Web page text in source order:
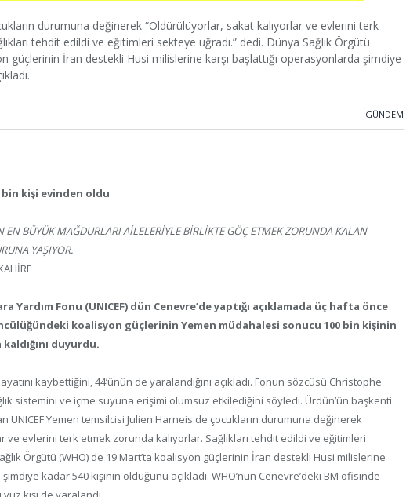
durumuna değinerek “Öldürülüyorlar, sakat kalıyorlar ve evlerini terk
tehdit edildi ve eğitimleri sekteye uğradı.” dedi. Dünya Sağlık Örgütü
güçlerinin İran destekli Husi milislerine karşı başlattığı operasyonlarda şimdiye
GÜNDEM
bin kişi evinden oldu
EN BÜYÜK MAĞDURLARI AİLELERİYLE BİRLİKTE GÖÇ ETMEK ZORUNDA KALAN
YAŞIYOR.
Yardım Fonu (UNICEF) dün Cenevre’de yaptığı açıklamada üç hafta önce
koalisyon güçlerinin Yemen müdahalesi sonucu 100 bin kişinin
duyurdu.
kaybettiğini, 44’ünün de yaralandığını açıkladı. Fonun sözcüsü Christophe
sistemini ve içme suyuna erişimi olumsuz etkilediğini söyledi. Ürdün’ün başkenti
UNICEF Yemen temsilcisi Julien Harneis de çocukların durumuna değinerek
ve evlerini terk etmek zorunda kalıyorlar. Sağlıkları tehdit edildi ve eğitimleri
Örgütü (WHO) de 19 Mart’ta koalisyon güçlerinin İran destekli Husi milislerine
kadar 540 kişinin öldüğünü açıkladı. WHO’nun Cenevre’deki BM ofisinde